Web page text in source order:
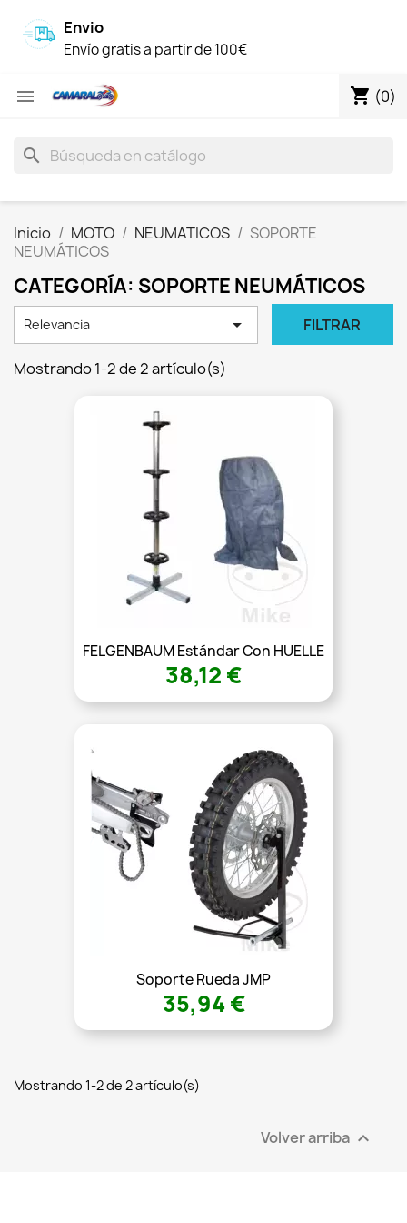
Envio
Envío gratis a partir de 100€
 shopping_cart (0)
search
Inicio MOTO NEUMATICOS
SOPORTE
NEUMÁTICOS
CATEGORÍA: SOPORTE NEUMÁTICOS
Relevancia  FILTRAR
Mostrando 1-2 de 2 artículo(s)
FELGENBAUM Estándar Con HUELLE
38,12 €
Soporte Rueda JMP
35,94 €
Mostrando 1-2 de 2 artículo(s)
Volver arriba 